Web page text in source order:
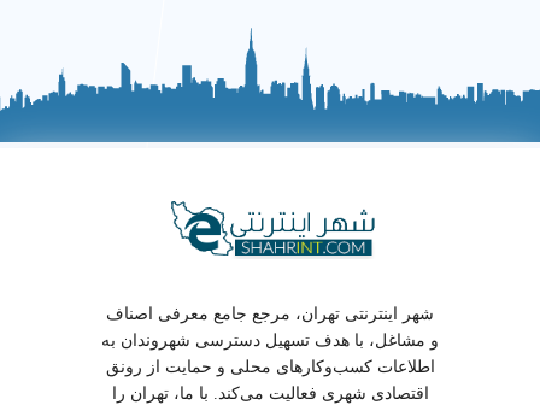
شهر اینترنتی تهران، مرجع جامع معرفی اصناف
و مشاغل، با هدف تسهیل دسترسی شهروندان به
اطلاعات کسب‌وکارهای محلی و حمایت از رونق
اقتصادی شهری فعالیت می‌کند. با ما، تهران را